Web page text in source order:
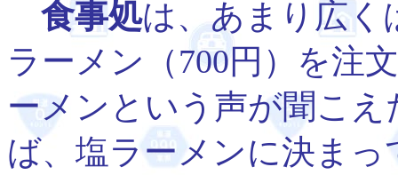
食事処は、あまり広く
ラーメン（700円）を注
ーメンという声が聞こえ
ば、塩ラーメンに決まっ